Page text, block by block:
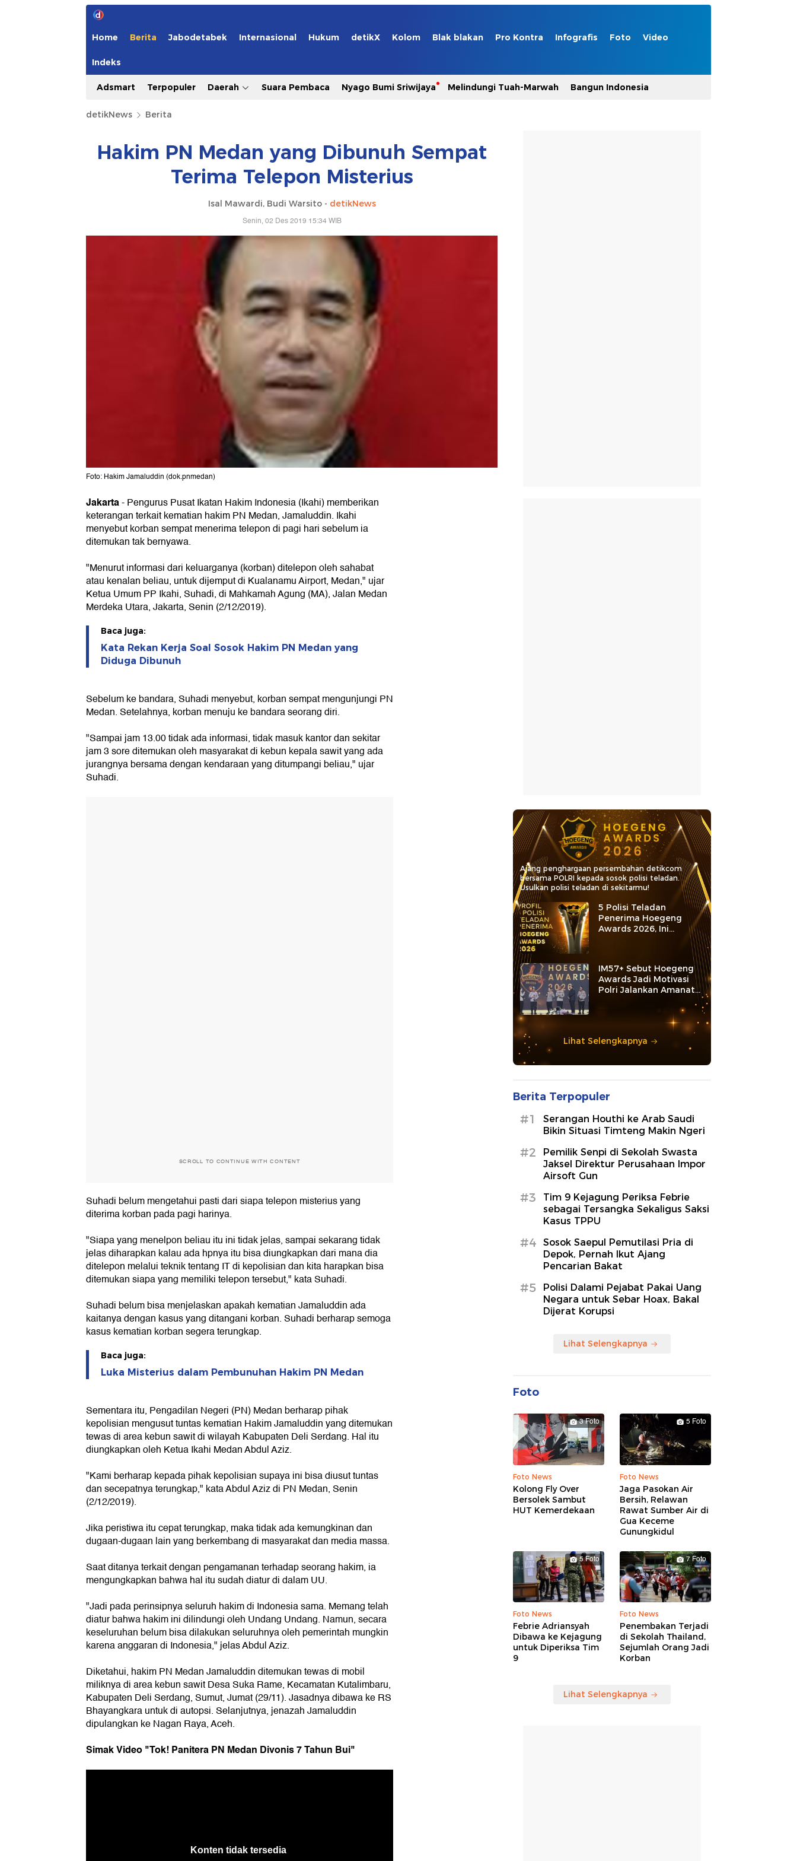
Home Berita Jabodetabek Internasional Hukum detikX Kolom Blak blakan Pro Kontra Infografis Foto Video
Indeks
Adsmart Terpopuler Daerah Suara Pembaca Nyago Bumi Sriwijaya Melindungi Tuah-Marwah Bangun Indonesia
detikNews Berita
Hakim PN Medan yang Dibunuh Sempat
Terima Telepon Misterius
Isal Mawardi, Budi Warsito - detikNews
Senin, 02 Des 2019 15:34 WIB
Foto: Hakim Jamaluddin (dok.pnmedan)
Jakarta-Pengurus Pusat Ikatan Hakim Indonesia (Ikahi) memberikan
keterangan terkait kematian hakim PN Medan, Jamaluddin. Ikahi
menyebut korban sempat menerima telepon di pagi hari sebelum ia
ditemukan tak bernyawa.
"Menurut informasi dari keluarganya (korban) ditelepon oleh sahabat
atau kenalan beliau, untuk dijemput di Kualanamu Airport, Medan," ujar
Ketua Umum PP Ikahi, Suhadi, di Mahkamah Agung (MA), Jalan Medan
Merdeka Utara, Jakarta, Senin (2/12/2019).
Baca juga:
Kata Rekan Kerja Soal Sosok Hakim PN Medan yang
Diduga Dibunuh
Sebelum ke bandara, Suhadi menyebut, korban sempat mengunjungi PN
Medan. Setelahnya, korban menuju ke bandara seorang diri.
"Sampai jam 13.00 tidak ada informasi, tidak masuk kantor dan sekitar
jam 3 sore ditemukan oleh masyarakat di kebun kepala sawit yang ada
jurangnya bersama dengan kendaraan yang ditumpangi beliau," ujar
Suhadi.
SCROLL TO CONTINUE WITH CONTENT
Suhadi belum mengetahui pasti dari siapa telepon misterius yang
diterima korban pada pagi harinya.
"Siapa yang menelpon beliau itu ini tidak jelas, sampai sekarang tidak
jelas diharapkan kalau ada hpnya itu bisa diungkapkan dari mana dia
ditelepon melalui teknik tentang IT di kepolisian dan kita harapkan bisa
ditemukan siapa yang memiliki telepon tersebut," kata Suhadi.
Suhadi belum bisa menjelaskan apakah kematian Jamaluddin ada
kaitanya dengan kasus yang ditangani korban. Suhadi berharap semoga
kasus kematian korban segera terungkap.
Baca juga:
Luka Misterius dalam Pembunuhan Hakim PN Medan
Sementara itu, Pengadilan Negeri (PN) Medan berharap pihak
kepolisian mengusut tuntas kematian Hakim Jamaluddin yang ditemukan
tewas di area kebun sawit di wilayah Kabupaten Deli Serdang. Hal itu
diungkapkan oleh Ketua Ikahi Medan Abdul Aziz.
"Kami berharap kepada pihak kepolisian supaya ini bisa diusut tuntas
dan secepatnya terungkap," kata Abdul Aziz di PN Medan, Senin
(2/12/2019).
Jika peristiwa itu cepat terungkap, maka tidak ada kemungkinan dan
dugaan-dugaan lain yang berkembang di masyarakat dan media massa.
Saat ditanya terkait dengan pengamanan terhadap seorang hakim, ia
mengungkapkan bahwa hal itu sudah diatur di dalam UU.
"Jadi pada perinsipnya seluruh hakim di Indonesia sama. Memang telah
diatur bahwa hakim ini dilindungi oleh Undang Undang. Namun, secara
keseluruhan belum bisa dilakukan seluruhnya oleh pemerintah mungkin
karena anggaran di Indonesia," jelas Abdul Aziz.
Diketahui, hakim PN Medan Jamaluddin ditemukan tewas di mobil
miliknya di area kebun sawit Desa Suka Rame, Kecamatan Kutalimbaru,
Kabupaten Deli Serdang, Sumut, Jumat (29/11). Jasadnya dibawa ke RS
Bhayangkara untuk di autopsi. Selanjutnya, jenazah Jamaluddin
dipulangkan ke Nagan Raya, Aceh.
Simak Video "Tok! Panitera PN Medan Divonis 7 Tahun Bui"
Ajang penghargaan persembahan detikcom
bersama POLRI kepada sosok polisi teladan.
Usulkan polisi teladan di sekitarmu!
5 Polisi Teladan
Penerima Hoegeng
Awards 2026, Ini
Kategori dan Kiprahnya
IM57+ Sebut Hoegeng
Awards Jadi Motivasi
Polri Jalankan Amanat
Lihat Selengkapnya
Berita Terpopuler
#1
Serangan Houthi ke Arab Saudi
Bikin Situasi Timteng Makin Ngeri
#2
Pemilik Senpi di Sekolah Swasta
Jaksel Direktur Perusahaan Impor
Airsoft Gun
#3
Tim 9 Kejagung Periksa Febrie
sebagai Tersangka Sekaligus Saksi
Kasus TPPU
#4
Sosok Saepul Pemutilasi Pria di
Depok, Pernah Ikut Ajang
Pencarian Bakat
#5
Polisi Dalami Pejabat Pakai Uang
Negara untuk Sebar Hoax, Bakal
Dijerat Korupsi
Lihat Selengkapnya
Foto
3 Foto
Foto News
Kolong Fly Over
Bersolek Sambut
HUT Kemerdekaan
5 Foto
Foto News
Jaga Pasokan Air
Bersih, Relawan
Rawat Sumber Air di
Gua Keceme
Gunungkidul
5 Foto
Foto News
Febrie Adriansyah
Dibawa ke Kejagung
untuk Diperiksa Tim
9
7 Foto
Foto News
Penembakan Terjadi
di Sekolah Thailand,
Sejumlah Orang Jadi
Korban
Lihat Selengkapnya